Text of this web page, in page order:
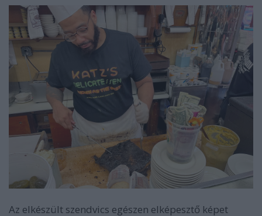
Az elkészült szendvics egészen elképesztő képet